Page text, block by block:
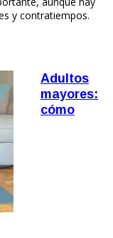
y contratiempos.
Adultos
mayores:
cómo